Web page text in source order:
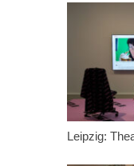
Leipzig: